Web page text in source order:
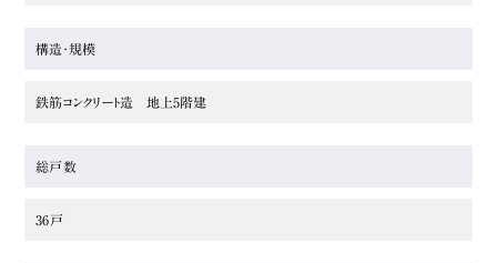
構造・規模
鉄筋コンクリート造 地上5階建
総戸数
36戸